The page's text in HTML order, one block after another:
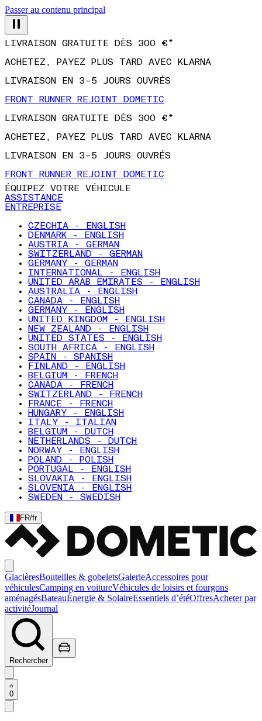
Passer au contenu principal
LIVRAISON GRATUITE DÈS 300 €*
ACHETEZ, PAYEZ PLUS TARD AVEC KLARNA
LIVRAISON EN 3–5 JOURS OUVRÉS
FRONT RUNNER REJOINT DOMETIC
LIVRAISON GRATUITE DÈS 300 €*
ACHETEZ, PAYEZ PLUS TARD AVEC KLARNA
LIVRAISON EN 3–5 JOURS OUVRÉS
FRONT RUNNER REJOINT DOMETIC
ÉQUIPEZ VOTRE VÉHICULE
ASSISTANCE
ENTREPRISE
CZECHIA - ENGLISH
DENMARK - ENGLISH
AUSTRIA - GERMAN
SWITZERLAND - GERMAN
GERMANY - GERMAN
INTERNATIONAL - ENGLISH
UNITED ARAB EMIRATES - ENGLISH
AUSTRALIA - ENGLISH
CANADA - ENGLISH
GERMANY - ENGLISH
UNITED KINGDOM - ENGLISH
NEW ZEALAND - ENGLISH
UNITED STATES - ENGLISH
SOUTH AFRICA - ENGLISH
SPAIN - SPANISH
FINLAND - ENGLISH
BELGIUM - FRENCH
CANADA - FRENCH
SWITZERLAND - FRENCH
FRANCE - FRENCH
HUNGARY - ENGLISH
ITALY - ITALIAN
BELGIUM - DUTCH
NETHERLANDS - DUTCH
NORWAY - ENGLISH
POLAND - POLISH
PORTUGAL - ENGLISH
SLOVAKIA - ENGLISH
SLOVENIA - ENGLISH
SWEDEN - SWEDISH
FR/fr
GlacièresBouteilles & gobeletsGalerieAccessoires pour
véhiculesCamping en voitureVéhicules de loisirs et fourgons
aménagésBateauÉnergie & SolaireEssentiels d’étéOffresAcheter par
activitéJournal
Rechercher
0